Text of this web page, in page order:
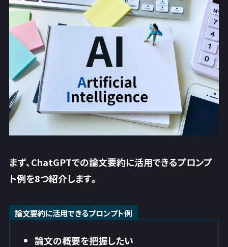
まず、ChatGPTでの論文要約に活用できるプロンプ
ト例を8つ紹介します。
論文要約に活用できるプロンプト例
論文の概要を把握したい